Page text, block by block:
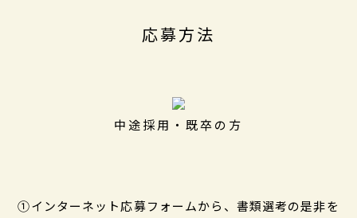
応募方法
中途採用・既卒の方
①インターネット応募フォームから、書類選考の是非を